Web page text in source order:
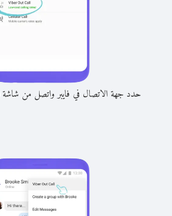
حدد جهة الاتصال في فايبر واتصل من شاشة